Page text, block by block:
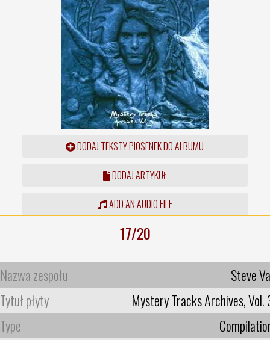
DODAJ TEKSTY PIOSENEK DO ALBUMU
DODAJ ARTYKUŁ
ADD AN AUDIO FILE
17/20
Nazwa zespołu
Steve
Tytuł płyty
Mystery Tracks Archives, Vol.
Type